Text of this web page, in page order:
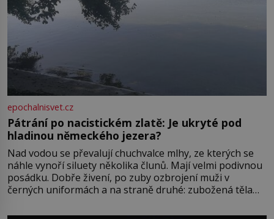
epochalnisvet.cz
Pátrání po nacistickém zlatě: Je ukryté pod
hladinou německého jezera?
Nad vodou se převalují chuchvalce mlhy, ze kterých se
náhle vynoří siluety několika člunů. Mají velmi podivnou
posádku. Dobře živení, po zuby ozbrojení muži v
černých uniformách a na straně druhé: zubožená těla
přízračná scéna znamená? Je jaro roku 1945, druhá